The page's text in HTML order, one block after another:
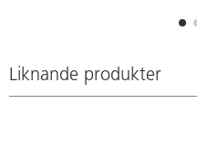
Liknande produkter